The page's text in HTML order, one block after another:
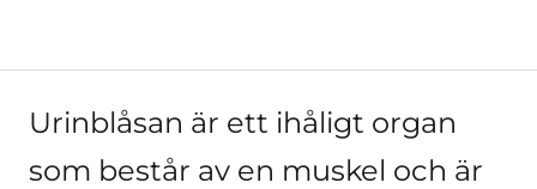
Urinblåsan är ett ihåligt organ
som består av en muskel och är